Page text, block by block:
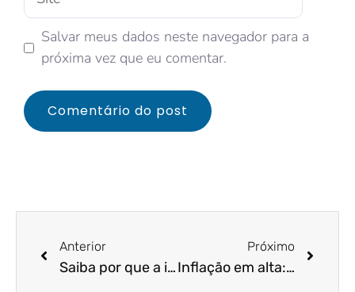
Salvar meus dados neste navegador para a
próxima vez que eu comentar.
Anterior
Saiba por que a indústria considera inaceitável aprovar a reforma do IR com as novas alterações.
Próximo
Inflação em alta: acompanhe as expectativas e antecipe-se em relação às instabilidades no mercado